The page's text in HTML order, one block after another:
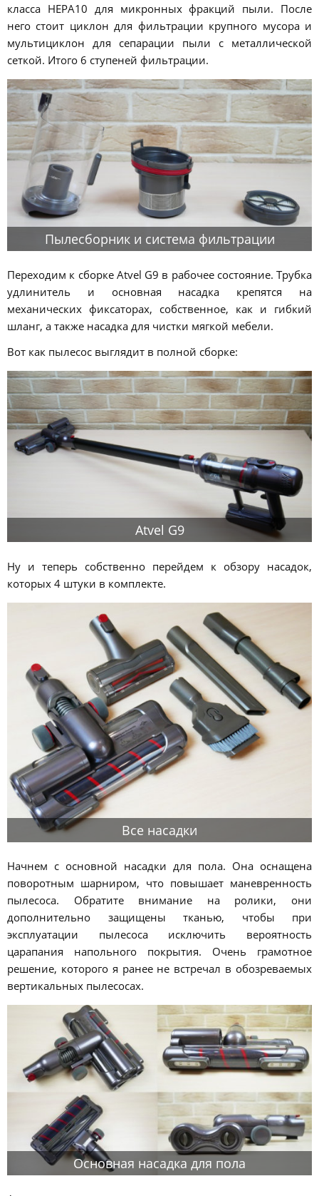
класса HEPA10 для микронных фракций пыли. После
него стоит циклон для фильтрации крупного мусора и
мультициклон для сепарации пыли с металлической
сеткой. Итого 6 ступеней фильтрации.
Пылесборник и система фильтрации
Переходим к сборке Atvel G9 в рабочее состояние. Трубка
удлинитель и основная насадка крепятся на
механических фиксаторах, собственное, как и гибкий
шланг, а также насадка для чистки мягкой мебели.
Вот как пылесос выглядит в полной сборке:
Atvel G9
Ну и теперь собственно перейдем к обзору насадок,
которых 4 штуки в комплекте.
Все насадки
Начнем с основной насадки для пола. Она оснащена
поворотным шарниром, что повышает маневренность
пылесоса. Обратите внимание на ролики, они
дополнительно защищены тканью, чтобы при
эксплуатации пылесоса исключить вероятность
царапания напольного покрытия. Очень грамотное
решение, которого я ранее не встречал в обозреваемых
вертикальных пылесосах.
Основная насадка для пола